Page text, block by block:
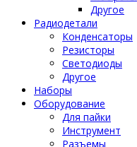
Другое
Радиодетали
Конденсаторы
Резисторы
Светодиоды
Другое
Наборы
Оборудование
Для пайки
Инструмент
Разъемы